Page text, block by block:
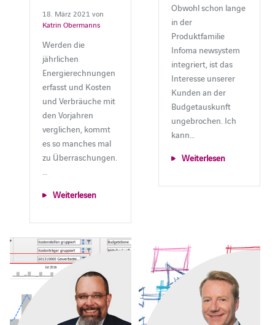
18. März 2021 von
Katrin Obermanns
Werden die
jährlichen
Energierechnungen
erfasst und Kosten
und Verbräuche mit
den Vorjahren
verglichen, kommt
es so manches mal
zu Überraschungen.
Weiterlesen
Obwohl schon lange
in der
Produktfamilie
Infoma newsystem
integriert, ist das
Interesse unserer
Kunden an der
Budgetauskunft
ungebrochen. Ich
kann…
Weiterlesen